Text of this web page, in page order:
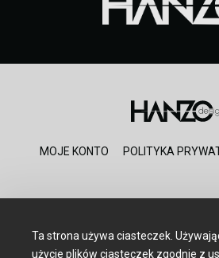
MOJE KONTO POLITYKA
Ta strona używa ciasteczek.
użycie plików ciasteczek zgodnie z